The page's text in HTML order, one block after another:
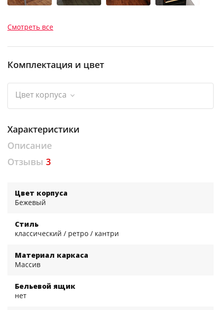
Смотреть все
Комплектация и цвет
Цвет корпуса
Характеристики
Описание
Отзывы 3
Цвет корпуса
Бежевый
Стиль
классический / ретро / кантри
Материал каркаса
Массив
Бельевой ящик
нет